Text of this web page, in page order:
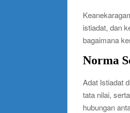
istiadat, dan
bagaimana
Norma
Adat Istiadat
tata nilai,
hubungan